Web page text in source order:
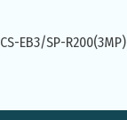
CS-EB3/SP-R200(3MP)